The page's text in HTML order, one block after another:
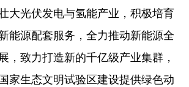
大光伏发电与氢能产业，积极培育
能源配套服务，全力推动新能源全
，致力打造新的千亿级产业集群，
家生态文明试验区建设提供绿色动